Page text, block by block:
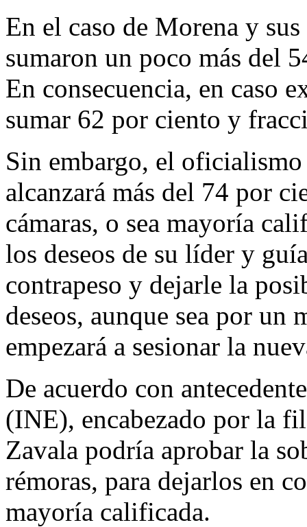
En el caso de Morena y
sumaron un poco más del
En consecuencia, en caso
sumar 62 por ciento y
Sin embargo, el
alcanzará más del 74 por
cámaras, o sea mayoría
los deseos de su líder y
contrapeso y dejarle la
deseos, aunque sea por un
empezará a sesionar la
De acuerdo con
(INE), encabezado por la
Zavala podría aprobar la
rémoras, para dejarlos en
mayoría calificada.